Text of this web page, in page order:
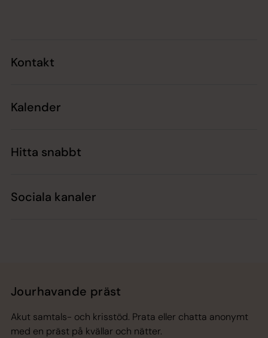
Kontakt
Kalender
Hitta snabbt
Sociala kanaler
Jourhavande präst
Akut samtals- och krisstöd. Prata eller chatta anonymt
med en präst på kvällar och nätter.